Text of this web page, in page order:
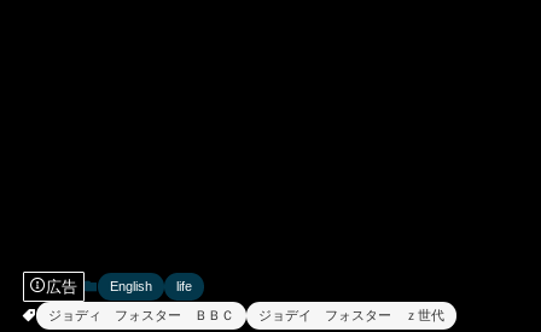
広告 English
life
ジョディ フォスター ＢＢＣ
ジョデイ フォスター ｚ世代